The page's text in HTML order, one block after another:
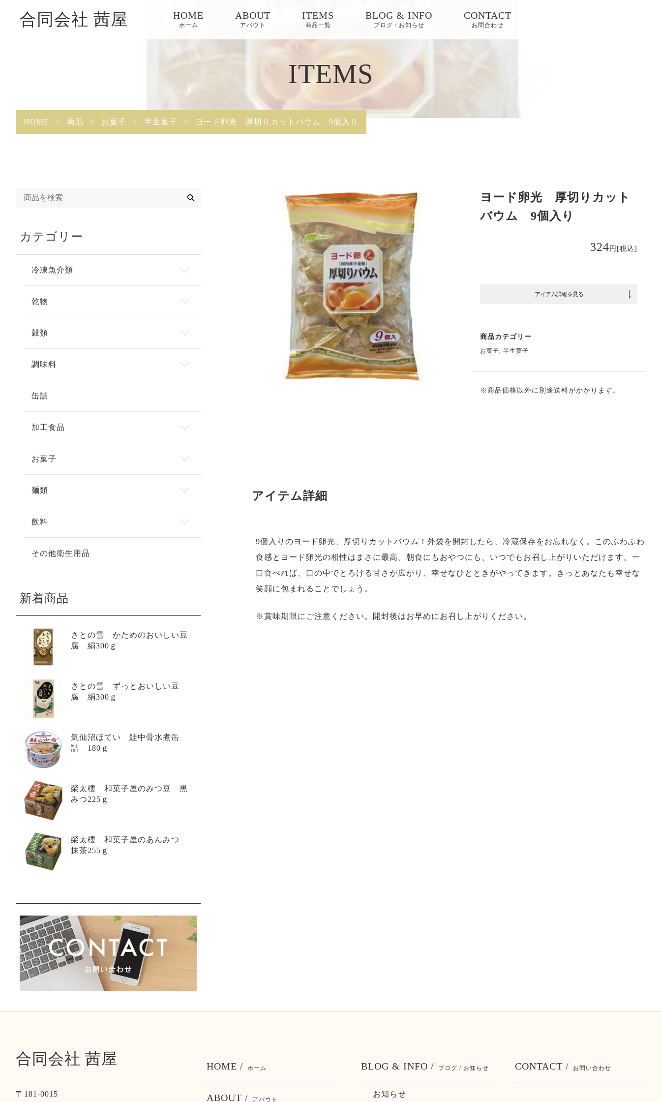
合同会社 茜屋 HOME
ホーム
ABOUT
アバウト
ITEMS
商品一覧
BLOG & INFO
ブログ / お知らせ
ピックアップ
CONTACT
お問合わせ
ITEMS
HOME > 商品 > お菓子 > 半生菓子 > ヨード卵光 厚切りカットバウム 9個入り
ヨード卵光 厚切りカット
バウム 9個入り
324 円 [税込]
アイテム詳細を見る
商品カテゴリー
お菓子, 半生菓子
※商品価格以外に別途送料がかかります。
アイテム詳細
9個入りのヨード卵光、厚切りカットバウム！外袋を開封したら、冷蔵保存をお忘れなく。このふわふわ
食感とヨード卵光の相性はまさに最高。朝食にもおやつにも、いつでもお召し上がりいただけます。一
口食べれば、口の中でとろける甘さが広がり、幸せなひとときがやってきます。きっとあなたも幸せな
笑顔に包まれることでしょう。
※賞味期限にご注意ください。開封後はお早めにお召し上がりください。
カテゴリー
冷凍魚介類
乾物
穀類
調味料
缶詰
加工食品
お菓子
麺類
飲料
その他衛生用品
新着商品
さとの雪 かためのおいしい豆
腐 絹300ｇ
さとの雪 ずっとおいしい豆
腐 絹300ｇ
気仙沼ほてい 鮭中骨水煮缶
詰 180ｇ
榮太樓 和菓子屋のみつ豆 黒
みつ225ｇ
榮太樓 和菓子屋のあんみつ
抹茶255ｇ
合同会社 茜屋
〒181-0015
HOME / ホーム
ABOUT / アバウト
BLOG & INFO / ブログ / お知らせ
お知らせ
CONTACT / お問い合わせ